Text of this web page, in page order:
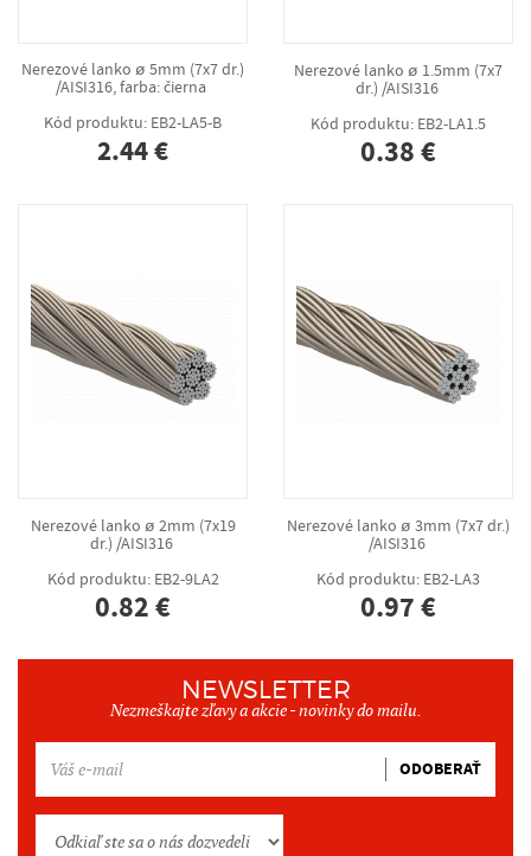
Nerezové lanko ø 5mm (7x7 dr.)
/AISI316, farba: čierna
Kód produktu: EB2-LA5-B
2.44 €
Nerezové lanko ø 1.5mm (7x7
dr.) /AISI316
Kód produktu: EB2-LA1.5
0.38 €
Nerezové lanko ø 2mm (7x19
dr.) /AISI316
Kód produktu: EB2-9LA2
0.82 €
Nerezové lanko ø 3mm (7x7 dr.)
/AISI316
Kód produktu: EB2-LA3
0.97 €
NEWSLETTER
Nezmeškajte zľavy a akcie - novinky do mailu.
ODOBERAŤ